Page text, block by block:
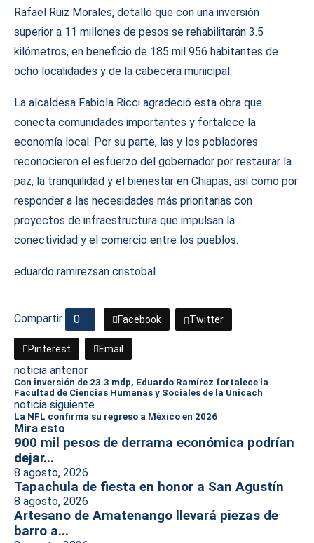
Rafael Ruiz Morales, detalló que con una inversión
superior a 11 millones de pesos se rehabilitarán 3.5
kilómetros, en beneficio de 185 mil 956 habitantes de
ocho localidades y de la cabecera municipal.
La alcaldesa Fabiola Ricci agradeció esta obra que
conecta comunidades importantes y fortalece la
economía local. Por su parte, las y los pobladores
reconocieron el esfuerzo del gobernador por restaurar la
paz, la tranquilidad y el bienestar en Chiapas, así como por
responder a las necesidades más prioritarias con
proyectos de infraestructura que impulsan la
conectividad y el comercio entre los pueblos.
eduardo ramirezsan cristobal
Compartir 0 Facebook Twitter
Pinterest Email
noticia anterior
Con inversión de 23.3 mdp, Eduardo Ramírez fortalece la
Facultad de Ciencias Humanas y Sociales de la Unicach
noticia siguiente
La NFL confirma su regreso a México en 2026
Mira esto
900 mil pesos de derrama económica podrían
dejar...
8 agosto, 2026
Tapachula de fiesta en honor a San Agustín
8 agosto, 2026
Artesano de Amatenango llevará piezas de
barro a...